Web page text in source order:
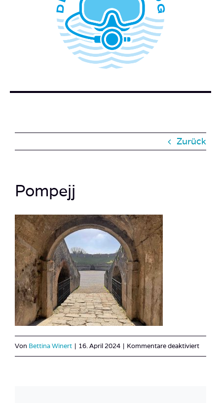
WER STECKT HINTER DEM TAUCHERBLOG?
BUCH BESTELLEN
Zurück
Pompejj
Von Bettina Winert | 16. April 2024 | Kommentare deaktiviertfür